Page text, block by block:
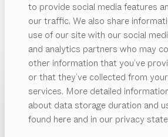
to provide social media features
our traffic. We also share
use of our site with our social
and analytics partners who may
other information that you’ve
or that they’ve collected from
services. More detailed
about data storage duration and
found here and in our privacy
Vorgeschlagene
Kategorien
PRODUKTE
INSPIRATION
ÜBER UNS
+49 40 32908710